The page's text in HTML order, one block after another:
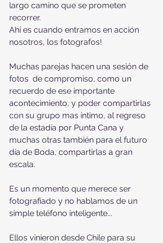
largo camino que se prometen
recorrer.
Ahi es cuando entramos en acción
nosotros, los fotografos!
Muchas parejas hacen una sesión de
fotos  de compromiso, como un
recuerdo de ese importante
acontecimiento, y poder compartirlas
con su grupo mas intimo, al regreso
de la estadía por Punta Cana y
muchas otras también para el futuro
día de Boda, compartirlas a gran
escala.
Es un momento que merece ser
fotografiado y no hablamos de un
simple teléfono inteligente...
Ellos vinieron desde Chile para su